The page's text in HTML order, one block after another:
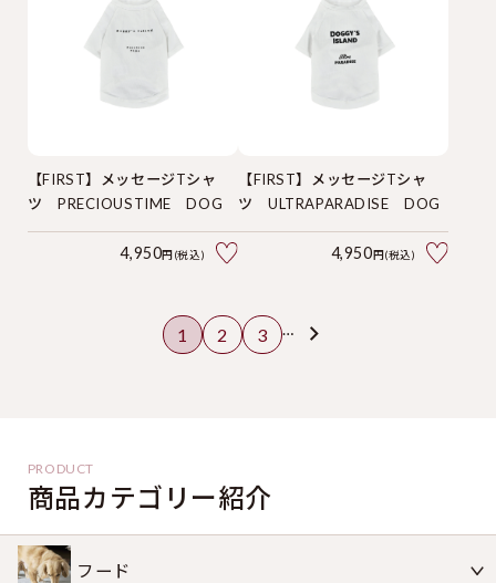
【FIRST】メッセージTシャ
ツ PRECIOUSTIME DOG
4,950円(税込)
【FIRST】メッセージTシャ
ツ ULTRAPARADISE DOG
4,950円(税込)
1 2 3 …
商品カテゴリー紹介
フード